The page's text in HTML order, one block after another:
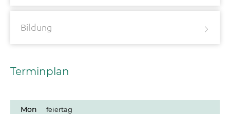
Bildung
Terminplan
Mon feiertag